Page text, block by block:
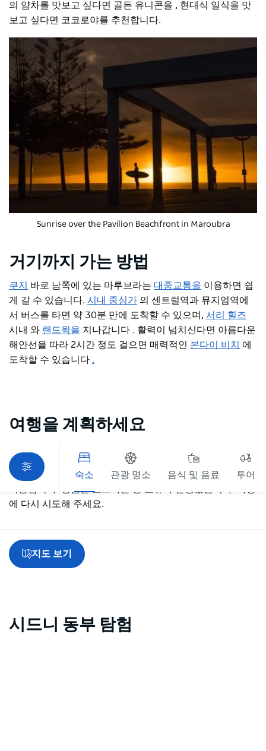
의 얌차를 맛보고 싶다면 골든 유니콘을 , 현대식 일식을 맛
보고 싶다면 코코로야를 추천합니다.
Sunrise over the Pavilion Beachfront in Maroubra
거기까지 가는 방법
쿠지 바로 남쪽에 있는 마루브라는 대중교통을 이용하면 쉽
게
갈 수 있습니다. 시내 중심가 의 센트럴역과 뮤지엄역에
서 버스를 타면 약 30분 만에 도착할 수 있으며, 서리 힐즈
시내 와 랜드윅을 지나갑니다 . 활력이 넘치신다면 아름다운
해안선을 따라 2시간 정도 걸으면 매력적인 본다이 비치
에
도착할 수 있습니다 .
여행을 계획하세요
숙소 관광 명소 음식 및 음료
투어
죄송합니다. 상품을 로드하는 중 오류가 발생했습니다. 나중
에 다시 시도해 주세요.
지도 보기
시드니 동부 탐험